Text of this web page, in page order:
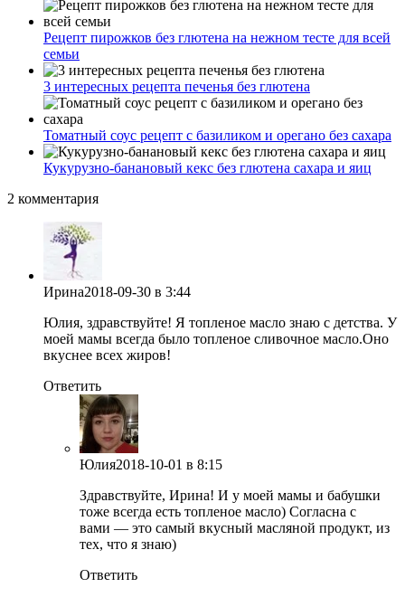
Рецепт пирожков без глютена на нежном тесте для всей
семьи
3 интересных рецепта печенья без глютена
Томатный соус рецепт с базиликом и орегано без сахара
Кукурузно-банановый кекс без глютена сахара и яиц
2 комментария
Ирина2018-09-30 в 3:44
Юлия, здравствуйте! Я топленое масло знаю с детства. У
моей мамы всегда было топленое сливочное масло.Оно
вкуснее всех жиров!
Ответить
Юлия2018-10-01 в 8:15
Здравствуйте, Ирина! И у моей мамы и бабушки
тоже всегда есть топленое масло) Согласна с
вами — это самый вкусный масляной продукт, из
тех, что я знаю)
Ответить